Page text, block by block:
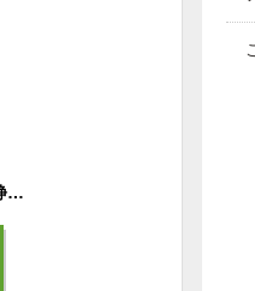
卓上加湿器 小型 アロマ対応 7色LEDライト 超音波加湿器 静音 ミニ加湿器 空焚き防止 デスク 寝室 オフィス 車用 リビング 次亜塩素酸水 対応 乾燥/花粉症対策（ホワイト）220ml大容量 上下角度調整 空気清浄機 部屋 車載 オフィス 給電式